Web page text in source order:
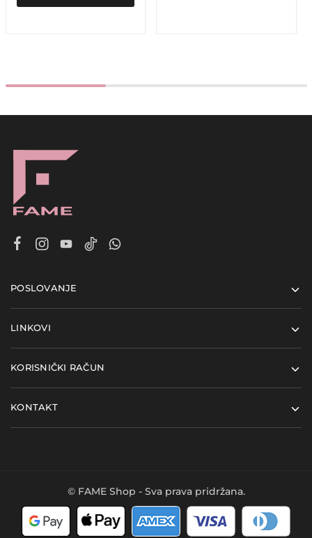
POSLOVANJE
LINKOVI
KORISNIČKI RAČUN
KONTAKT
© FAME Shop - Sva prava pridržana.